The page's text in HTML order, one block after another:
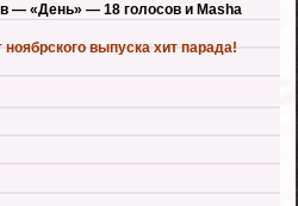
— «День» — 18 голосов и Masha
выпуска хит парада!